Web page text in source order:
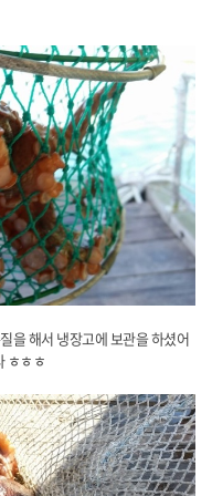
을 해서 냉장고에 보관을 하셨어
ㅎㅎㅎ